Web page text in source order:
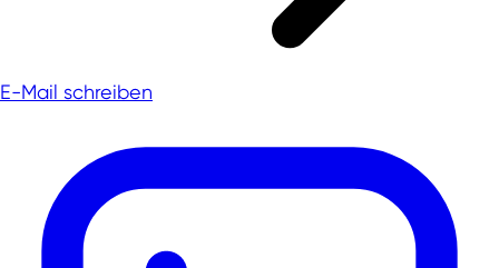
E-Mail schreiben